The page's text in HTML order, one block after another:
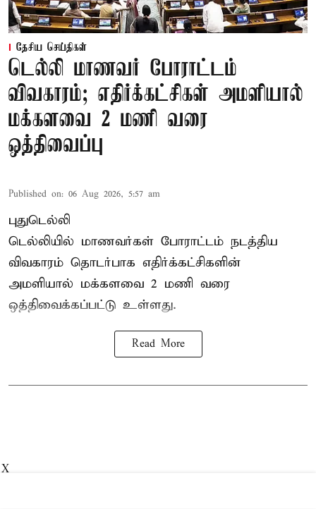
தேசிய செய்திகள்
டெல்லி மாணவர் போராட்டம்
விவகாரம்; எதிர்க்கட்சிகள் அமளியால்
மக்களவை 2 மணி வரை
ஒத்திவைப்பு
Published on: 06 Aug 2026, 5:57 am
புதுடெல்லி
டெல்லியில் மாணவர்கள் போராட்டம் நடத்திய
விவகாரம் தொடர்பாக எதிர்க்கட்சிகளின்
அமளியால் மக்களவை 2 மணி வரை
ஒத்திவைக்கப்பட்டு உள்ளது.
Read More
X